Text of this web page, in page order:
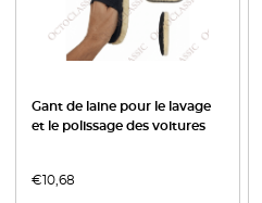
Gant de laine pour le lavage
et le polissage des voitures
€10,68